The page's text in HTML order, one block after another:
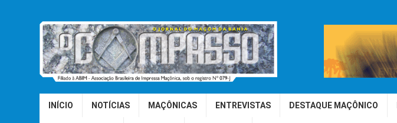
INÍCIO NOTÍCIAS MAÇÔNICAS ENTREVISTAS DESTAQUE MAÇÔNICO